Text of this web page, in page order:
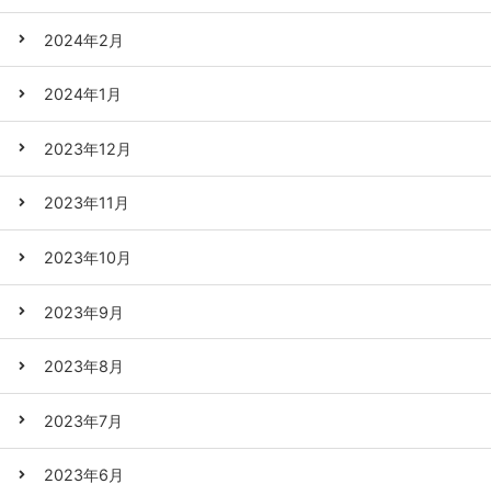
2024年2月
2024年1月
2023年12月
2023年11月
2023年10月
2023年9月
2023年8月
2023年7月
2023年6月